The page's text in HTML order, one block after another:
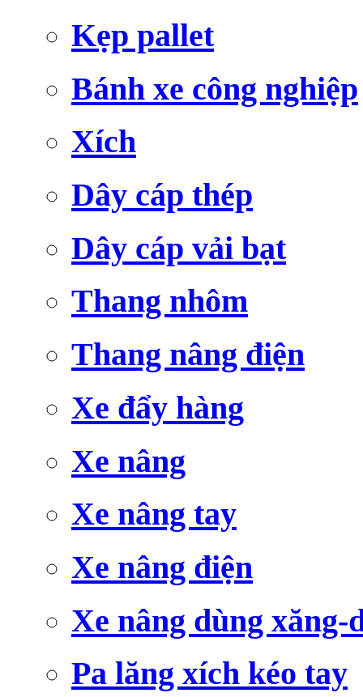
Kẹp pallet
Bánh xe công nghiệp
Xích
Dây cáp thép
Dây cáp vải bạt
Thang nhôm
Thang nâng điện
Xe đẩy hàng
Xe nâng
Xe nâng tay
Xe nâng điện
Xe nâng dùng xăng-
Pa lăng xích kéo tay